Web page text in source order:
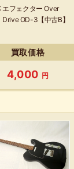
エフェクター Over
Drive OD-3【中古B】
買取価格
4,000 円